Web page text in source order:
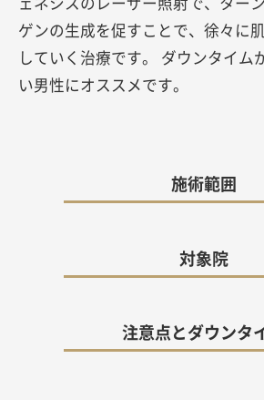
ゲンの生成を促すことで、徐々に
していく治療です。 ダウンタイム
い男性にオススメです。
施術範囲
対象院
注意点とダウンタ